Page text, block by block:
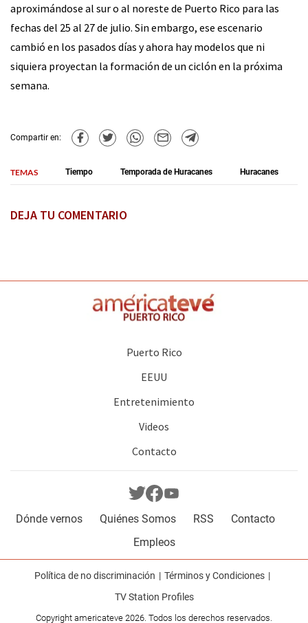
aproximándose al sur o al noreste de Puerto Rico para las
fechas del 25 al 27 de julio. Sin embargo, ese escenario
cambió en los pasados días y ahora hay modelos que ni
siquiera proyectan la formación de un ciclón en la próxima
semana.
Compartir en:
TEMAS Tiempo Temporada de Huracanes Huracanes
DEJA TU COMENTARIO
Puerto Rico
EEUU
Entretenimiento
Videos
Contacto
Dónde vernos Quiénes Somos RSS
Contacto
Empleos
Política de no discriminación
Términos y Condiciones
TV Station Profiles
Copyright americateve 2026. Todos los derechos reservados.